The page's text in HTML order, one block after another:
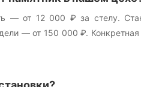
— от 12 000 ₽ за стелу.
— от 150 000 ₽. Конкретная